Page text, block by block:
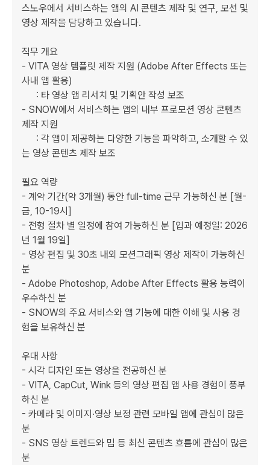
스노우에서 서비스하는 앱의 AI 콘텐츠 제작 및 연구, 모션 및
영상 제작을 담당하고 있습니다.
직무 개요
- VITA 영상 템플릿 제작 지원 (Adobe After Effects 또는
사내 앱 활용)
: 타 영상 앱 리서치 및 기획안 작성 보조
- SNOW에서 서비스하는 앱의 내부 프로모션 영상 콘텐츠
제작 지원
: 각 앱이 제공하는 다양한 기능을 파악하고, 소개할 수 있
는 영상 콘텐츠 제작 보조
필요 역량
- 계약 기간(약 3개월) 동안 full-time 근무 가능하신 분 [월-
금, 10-19시]
- 전형 절차 별 일정에 참여 가능하신 분 [입과 예정일: 2026
년 1월 19일]
- 영상 편집 및 30초 내외 모션그래픽 영상 제작이 가능하신
분
- Adobe Photoshop, Adobe After Effects 활용 능력이
우수하신 분
- SNOW의 주요 서비스와 앱 기능에 대한 이해 및 사용 경
험을 보유하신 분
우대 사항
- 시각 디자인 또는 영상을 전공하신 분
- VITA, CapCut, Wink 등의 영상 편집 앱 사용 경험이 풍부
하신 분
- 카메라 및 이미지·영상 보정 관련 모바일 앱에 관심이 많은
분
- SNS 영상 트렌드와 밈 등 최신 콘텐츠 흐름에 관심이 많은
분